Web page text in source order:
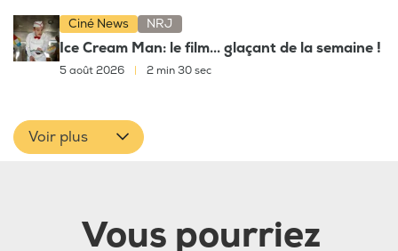
Ciné News NRJ
Ice Cream Man: le film... glaçant de la semaine !
5 août 2026 2 min 30 sec
Voir plus
Vous pourriez